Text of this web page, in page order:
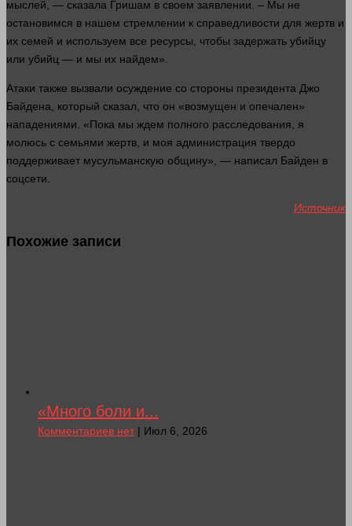
мыслей, — сказала Гришам в своем заявлении. – Мы не
остановимся в нашем стремлении к справедливости для жертв и
их семей и используем все ресурсы, чтобы задержать убийцу
или убийц — и мы их найдем».
Атаки также вызвали осуждение со стороны президента Джо
Байдена, который сказал , что он «возмущен и опечален»
нападениями. «Пока мы ждем полного расследования, я
молюсь с семьями жертв, и моя администрация твердо
поддерживает мусульманскую общину», — написал Байден в
соцсети.
Источник
Похожие записи
«Много боли и...
Комментариев нет| Июл 6, 2026